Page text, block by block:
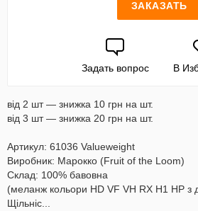
ЗАКАЗАТЬ
Задать вопрос В
від 2 шт — знижка 10 грн на шт.
від 3 шт — знижка 20 грн на шт.
Артикул: 61036 Valueweight
Виробник: Марокко (Fruit of the Loom)
Склад: 100% бавовна
(меланж кольори HD VF VH RX H1 HP з
Щільніс...